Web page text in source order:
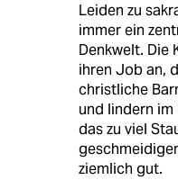
Leiden zu
immer ein
Denkwelt. Die
ihren Job an,
christliche
und lindern
das zu viel
ziemlich gut.